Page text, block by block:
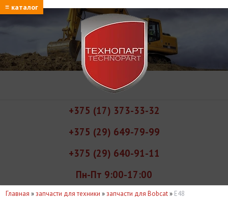
≡ каталог
+375 (17) 373-33-32
+375 (29) 649-79-99
+375 (29) 640-91-11
Пн-Пт 9:00-17:00
Главная »запчасти для техники »запчасти для Bobcat» E48